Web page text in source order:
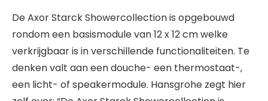
De Axor Starck Showercollection is opgebouwd
rondom een basismodule van 12 x 12 cm welke
verkrijgbaar is in verschillende functionaliteiten. Te
denken valt aan een douche- een thermostaat-,
een licht- of speakermodule. Hansgrohe zegt hier